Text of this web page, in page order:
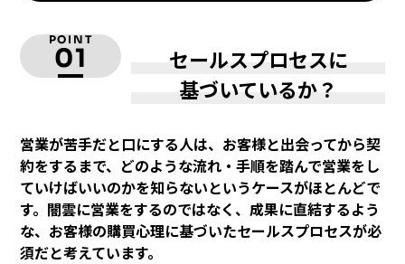
POINT
01
セールスプロセスに
基づいているか？
営業が苦手だと口にする人は、お客様と出会ってから契
約をするまで、どのような流れ・手順を踏んで営業をし
ていけばいいのかを知らないというケースがほとんどで
す。闇雲に営業をするのではなく、成果に直結するよう
な、お客様の購買心理に基づいたセールスプロセスが必
須だと考えています。